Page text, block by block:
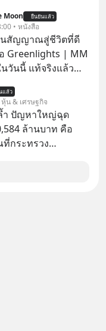
งแต่โรงงานผลิตชิป
ดล AI ยันหุ่นยนต์
ภาษี Capital Gain
องประเทศไทย
Moon ยืนยันแล้ว
• หนังสือ
นสัญญาณสู่ชีวิตที่ดี
Greenlights | MM
นวันนี้ แท้จริงแล้ว
ดาราดาวรุ่ง
ธเงินค่าตัวหนังรอม
านดอลลาร์ (หรือ
พียงเพราะเขาไม่
ของเขากลายเป็น
ง 14 เดือนเต็ม แต่
แล้ว
น & เศรษฐกิจ
ำ ปัญหาใหญ่ฉุด
ล้านบาท คือ
กระทรวง
ซึ่งมากที่สุดเป็น